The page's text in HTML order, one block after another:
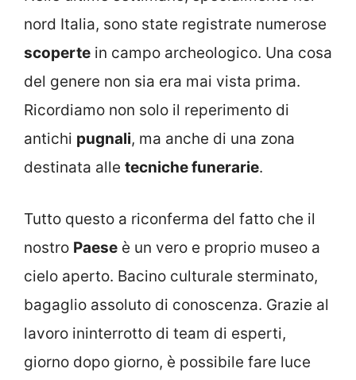
nord Italia, sono state registrate numerose
scoperte in campo archeologico. Una cosa
del genere non sia era mai vista prima.
Ricordiamo non solo il reperimento di
antichi pugnali, ma anche di una zona
destinata alle tecniche funerarie.
Tutto questo a riconferma del fatto che il
nostro Paese è un vero e proprio museo a
cielo aperto. Bacino culturale sterminato,
bagaglio assoluto di conoscenza. Grazie al
lavoro ininterrotto di team di esperti,
giorno dopo giorno, è possibile fare luce